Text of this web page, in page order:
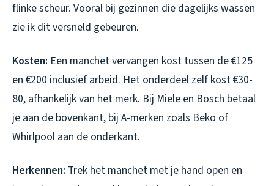
flinke scheur. Vooral bij gezinnen die dagelijks wassen
zie ik dit versneld gebeuren.
Kosten: Een manchet vervangen kost tussen de €125
en €200 inclusief arbeid. Het onderdeel zelf kost €30-
80, afhankelijk van het merk. Bij Miele en Bosch betaal
je aan de bovenkant, bij A-merken zoals Beko of
Whirlpool aan de onderkant.
Herkennen: Trek het manchet met je hand open en